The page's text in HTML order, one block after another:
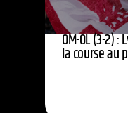
OM-OL (3-2)
la course au